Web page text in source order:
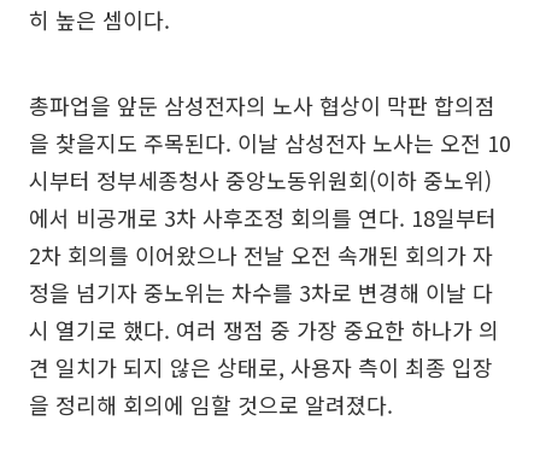
히 높은 셈이다.
총파업을 앞둔 삼성전자의 노사 협상이 막판 합의점
을 찾을지도 주목된다. 이날 삼성전자 노사는 오전 10
시부터 정부세종청사 중앙노동위원회(이하 중노위)
에서 비공개로 3차 사후조정 회의를 연다. 18일부터
2차 회의를 이어왔으나 전날 오전 속개된 회의가 자
정을 넘기자 중노위는 차수를 3차로 변경해 이날 다
시 열기로 했다. 여러 쟁점 중 가장 중요한 하나가 의
견 일치가 되지 않은 상태로, 사용자 측이 최종 입장
을 정리해 회의에 임할 것으로 알려졌다.